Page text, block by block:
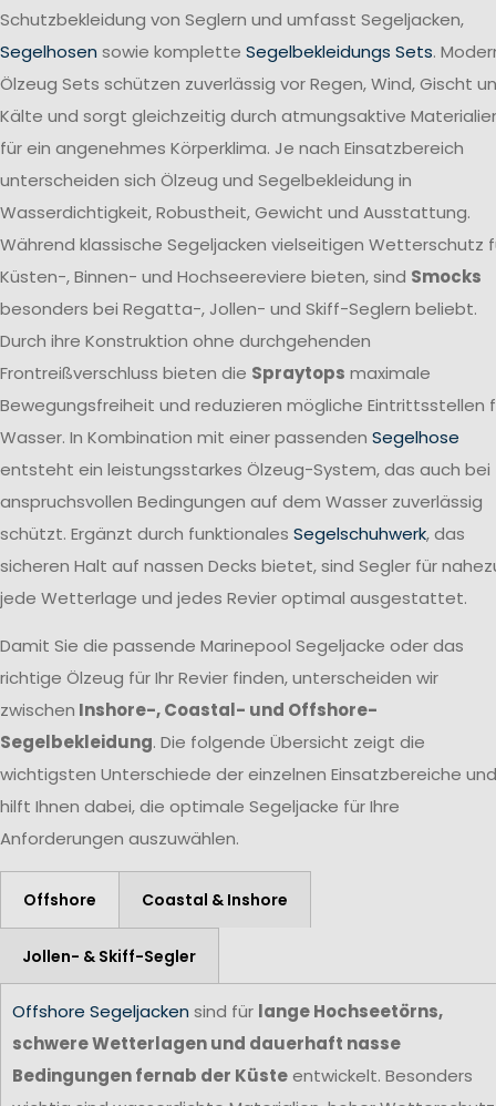
Schutzbekleidung von Seglern und umfasst Segeljacken,
Segelhosen sowie komplette Segelbekleidungs Sets.
Ölzeug Sets schützen zuverlässig vor Regen, Wind, Gischt
Kälte und sorgt gleichzeitig durch atmungsaktive
für ein angenehmes Körperklima. Je nach Einsatzbereich
unterscheiden sich Ölzeug und Segelbekleidung in
Wasserdichtigkeit, Robustheit, Gewicht und Ausstattung.
Während klassische Segeljacken vielseitigen Wetterschutz
Küsten-, Binnen- und Hochseereviere bieten, sind Smocks
besonders bei Regatta-, Jollen- und Skiff-Seglern beliebt.
Durch ihre Konstruktion ohne durchgehenden
Frontreißverschluss bieten die Spraytops maximale
Bewegungsfreiheit und reduzieren mögliche Eintrittsstellen
Wasser. In Kombination mit einer passenden Segelhose
entsteht ein leistungsstarkes Ölzeug-System, das auch bei
anspruchsvollen Bedingungen auf dem Wasser zuverlässig
schützt. Ergänzt durch funktionales Segelschuhwerk, das
sicheren Halt auf nassen Decks bietet, sind Segler für
jede Wetterlage und jedes Revier optimal ausgestattet.
Damit Sie die passende Marinepool Segeljacke oder das
richtige Ölzeug für Ihr Revier finden, unterscheiden wir
zwischen Inshore-, Coastal- und Offshore-
Segelbekleidung. Die folgende Übersicht zeigt die
wichtigsten Unterschiede der einzelnen Einsatzbereiche und
hilft Ihnen dabei, die optimale Segeljacke für Ihre
Anforderungen auszuwählen.
Offshore Coastal & Inshore
Jollen- & Skiff-Segler
Offshore Segeljacken sind für lange Hochseetörns,
schwere Wetterlagen und dauerhaft nasse
Bedingungen fernab der Küsteentwickelt. Besonders